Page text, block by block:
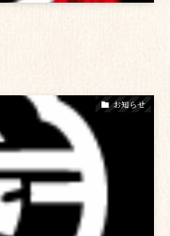
お知らせ